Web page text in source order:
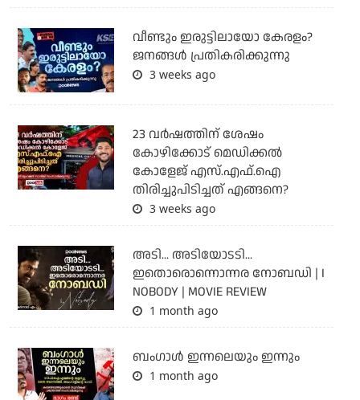
വീണ്ടും ഇരുട്ടിലായോ കേരളം?
ജനങ്ങൾ പ്രതികരിക്കുന്നു
3 weeks ago
23 വർഷത്തിന് ശേഷം
കോഴിക്കോട് മെഡിക്കൽ
കോളേജ് എസ്.എഫ്.ഐ
തിരിച്ചുപിടിച്ചത് എങ്ങനെ?
3 weeks ago
അടി... അടിയോടടി...
ഇതൊരൊന്നൊന്നര നോബഡി | I
NOBODY | MOVIE REVIEW
1 month ago
ബംഗാള്‍ ഇന്നലെയും ഇന്നും
1 month ago